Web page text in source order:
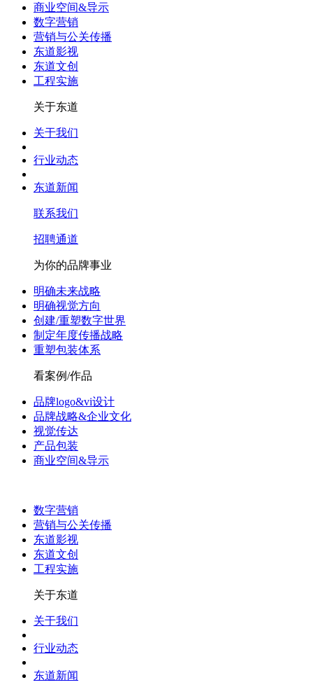
商业空间&导示
数字营销
营销与公关传播
东道影视
东道文创
工程实施
关于东道
关于我们
行业动态
东道新闻
联系我们
招聘通道
为你的品牌事业
明确未来战略
明确视觉方向
创建/重塑数字世界
制定年度传播战略
重塑包装体系
看案例/作品
品牌logo&vi设计
品牌战略&企业文化
视觉传达
产品包装
商业空间&导示
数字营销
营销与公关传播
东道影视
东道文创
工程实施
关于东道
关于我们
行业动态
东道新闻